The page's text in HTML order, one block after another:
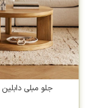
جلو مبلی دابلین